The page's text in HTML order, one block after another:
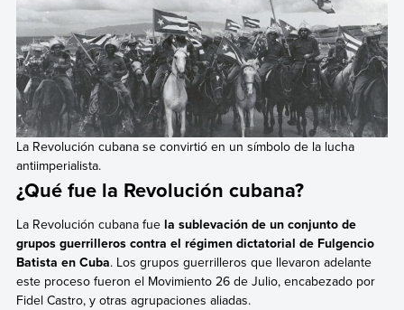
La Revolución cubana se convirtió en un símbolo de la lucha
antiimperialista.
¿Qué fue la Revolución cubana?
La Revolución cubana fuela sublevación de un conjunto de
grupos guerrilleros contra el régimen dictatorial de Fulgencio
Batista en Cuba. Los grupos guerrilleros que llevaron adelante
este proceso fueron el Movimiento 26 de Julio, encabezado por
Fidel Castro, y otras agrupaciones aliadas.